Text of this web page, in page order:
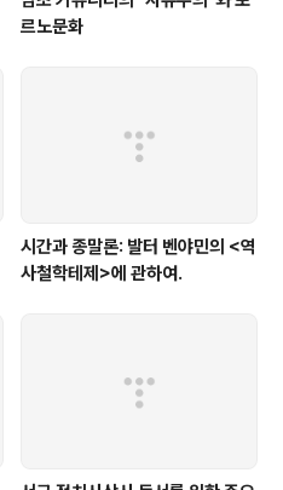
르노문화
시간과 종말론: 발터 벤야민의 <역
사철학테제>에 관하여.